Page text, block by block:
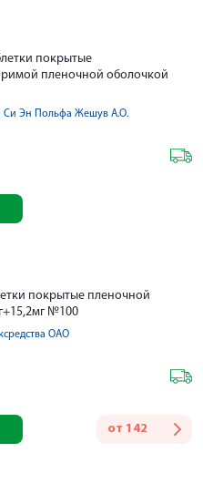
покрытые
пленочной оболочкой
Си Эн Польфа Жешув А.О.
покрытые пленочной
№100
ОАО
от 142